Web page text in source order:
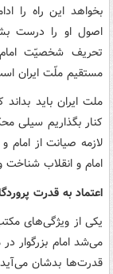
بخواهد این راه را
اصول او را درست
تحریف شخصیّت
مستقیم ملّت ایران
ملت ایران باید
کنار بگذاریم سیلی
لازمه صیانت از
امام و انقلاب
اعتماد به قدرت
یکی از ویژگی‌های
می‌شد امام بزرگوار
قدرت‌ها بدشان